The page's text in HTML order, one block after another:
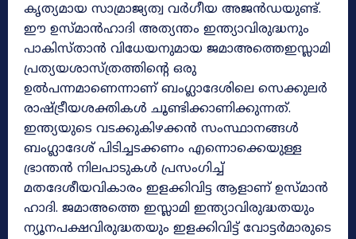
കൃത്യമായ സാമ്രാജ്യത്വ വർഗീയ അജൻഡയുണ്ട്.
ഈ ഉസ്മാൻഹാദി അത്യന്തം ഇന്ത്യാവിരുദ്ധനും
പാകിസ്‌താൻ വിധേയനുമായ ജമാഅത്തെഇസ്ലാമി
പ്രത്യയശാസ്ത്രത്തിന്റെ ഒരു
ഉൽപന്നമാണെന്നാണ് ബംഗ്ലാദേശിലെ സെക്കുലർ
രാഷ്ട്രീയശക്തികൾ ചൂണ്ടിക്കാണിക്കുന്നത്.
ഇന്ത്യയുടെ വടക്കുകിഴക്കൻ സംസ്ഥാനങ്ങൾ
ബംഗ്ലാദേശ് പിടിച്ചടക്കണം എന്നൊക്കെയുള്ള
ഭ്രാന്തൻ നിലപാടുകൾ പ്രസംഗിച്ച്
മതദേശീയവികാരം ഇളക്കിവിട്ട ആളാണ് ഉസ്മാൻ
ഹാദി. ജമാഅത്തെ ഇസ്ലാമി ഇന്ത്യാവിരുദ്ധതയും
ന്യൂനപക്ഷവിരുദ്ധതയും ഇളക്കിവിട്ട് വോട്ടർമാരുടെ